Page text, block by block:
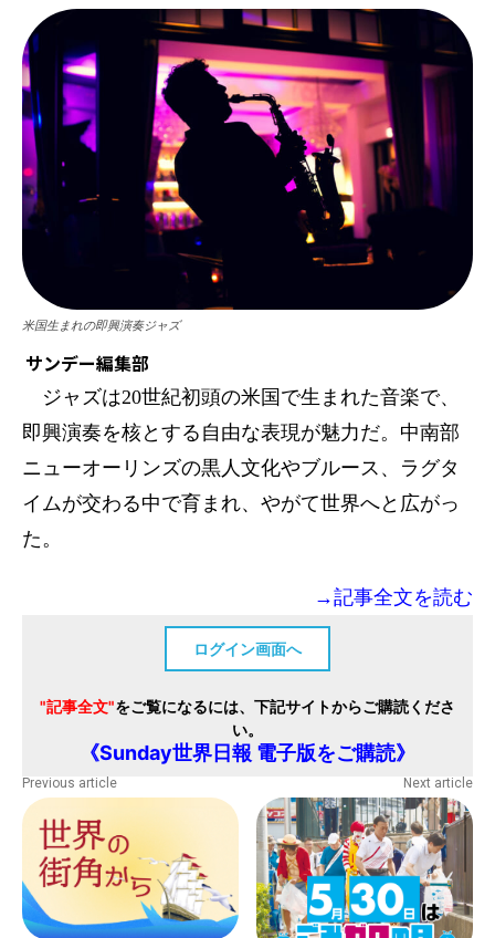
米国生まれの即興演奏ジャズ
サンデー編集部
ジャズは20世紀初頭の米国で生まれた音楽で、
即興演奏を核とする自由な表現が魅力だ。中南部
ニューオーリンズの黒人文化やブルース、ラグタ
イムが交わる中で育まれ、やがて世界へと広がっ
た。
→記事全文を読む
ログイン画面へ
"記事全文"をご覧になるには、下記サイトからご購読くださ
い。
《Sunday世界日報 電子版をご購読》
Previous article Next article